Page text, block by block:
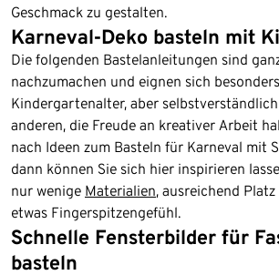
Geschmack zu gestalten.
Karneval-Deko basteln mit
Die folgenden Bastelanleitungen sind
nachzumachen und eignen sich
Kindergartenalter, aber
anderen, die Freude an kreativer Arbeit
nach Ideen zum Basteln für Karneval mit
dann können Sie sich hier inspirieren
nur wenige Materialien, ausreichend
etwas Fingerspitzengefühl.
Schnelle Fensterbilder für
basteln